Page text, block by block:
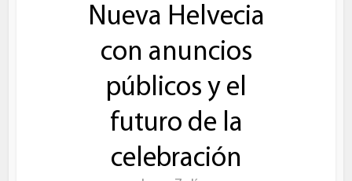
Nueva Helvecia
con anuncios
públicos y el
futuro de la
celebración